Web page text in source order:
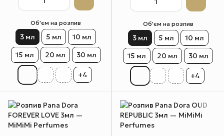
Об'єм на розпив
3 мл 5 мл
10 мл
15 мл
20 мл 30 мл
+4
Об'єм на розпив
3 мл 5 мл
10 мл
15 мл
20 мл 30 мл
+4